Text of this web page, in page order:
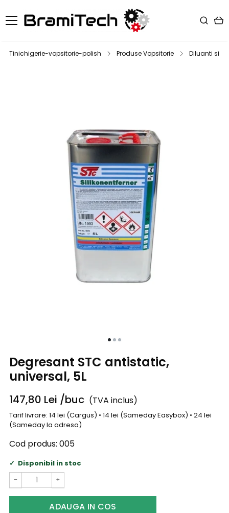
Tinichigerie-vopsitorie-polish Produse Vopsitorie Diluanti si
Degresant STC antistatic,
universal, 5L
147,80 Lei /buc (TVA inclus)
Tarif livrare: 14 lei (Cargus) • 14 lei (Sameday Easybox) • 24 lei
(Sameday la adresa)
Cod produs: 005
Disponibil in stoc
− +
ADAUGA IN COS